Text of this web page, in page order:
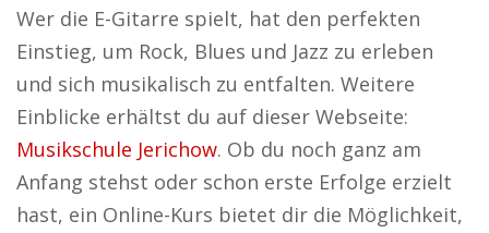
Wer die E-Gitarre spielt, hat den perfekten
Einstieg, um Rock, Blues und Jazz zu erleben
und sich musikalisch zu entfalten. Weitere
Einblicke erhältst du auf dieser Webseite:
Musikschule Jerichow. Ob du noch ganz am
Anfang stehst oder schon erste Erfolge erzielt
hast, ein Online-Kurs bietet dir die Möglichkeit,